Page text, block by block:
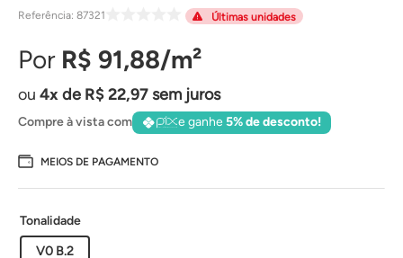
Referência: 87321 Últimas unidades
R$ 91,88
4 de R$22,97sem juros
Compre à vista com e ganhe5% de desconto!
MEIOS DE PAGAMENTO
Tonalidade
V0 B.2